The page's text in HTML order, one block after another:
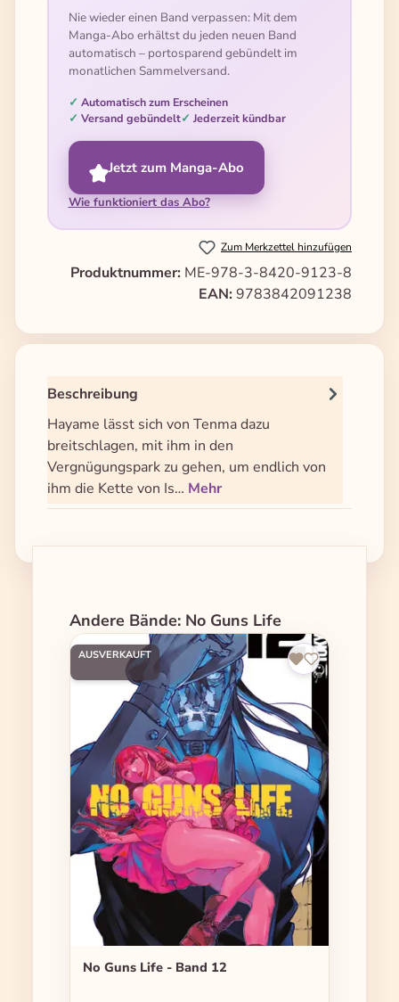
Nie wieder einen Band verpassen: Mit dem
Manga-Abo erhältst du jeden neuen Band
automatisch – portosparend gebündelt im
monatlichen Sammelversand.
Automatisch zum Erscheinen
Versand gebündelt
Jederzeit kündbar
Jetzt zum Manga-Abo
Wie funktioniert das Abo?
Zum Merkzettel hinzufügen
Produktnummer: ME-978-3-8420-9123-8
EAN: 9783842091238
Beschreibung
Hayame lässt sich von Tenma dazu
breitschlagen, mit ihm in den
Vergnügungspark zu gehen, um endlich von
ihm die Kette von Is… Mehr
Produktgalerie überspringen
Andere Bände: No Guns Life
AUSVERKAUFT
No Guns Life - Band 12